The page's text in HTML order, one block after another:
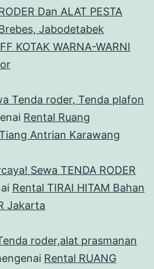
Dan ALAT PESTA
Jabodetabek
KOTAK WARNA-WARNI
Tenda roder, Tenda plafon
Rental Ruang
Antrian Karawang
Sewa TENDA RODER
Rental TIRAI HITAM Bahan
Jakarta
roder,alat prasmanan
Rental RUANG